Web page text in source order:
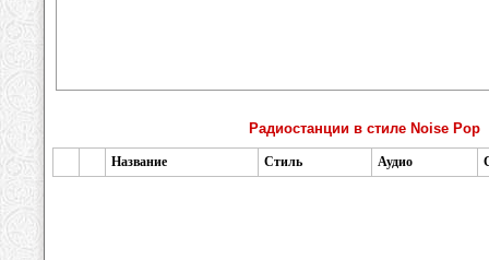
Радиостанции в стиле Noise Pop
Название Стиль Аудио